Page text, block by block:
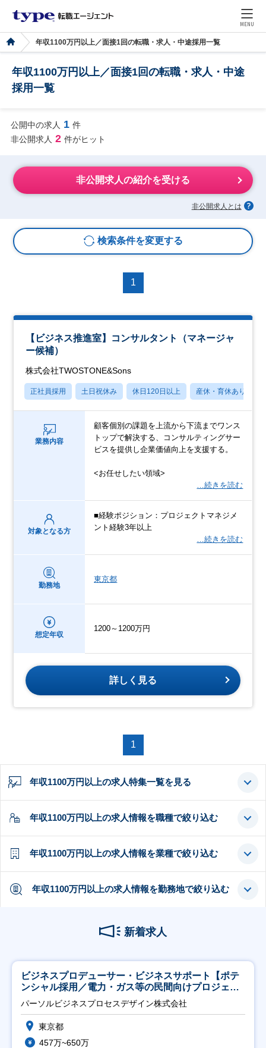
MENU
年収1100万円以上／面接1回の転職・求人・中途採用一覧
年収1100万円以上／面接1回の転職・求人・中途
採用一覧
公開中の求人 1 件
非公開求人 2 件がヒット
非公開求人の紹介を受ける
非公開求人とは
検索条件を変更する
1
【ビジネス推進室】コンサルタント（マネージャ
ー候補）
株式会社TWOSTONE&Sons
正社員採用 土日祝休み 休日120日以上 産休・育休あり
業務内容
顧客個別の課題を上流から下流までワンス
トップで解決する、コンサルティングサー
ビスを提供し企業価値向上を支援する。
<お任せしたい領域>
…続きを読む
対象となる方
■経験ポジション：プロジェクトマネジメ
ント経験3年以上
…続きを読む
勤務地
東京都
想定年収
1200～1200万円
詳しく見る
1
年収1100万円以上の求人特集一覧を見る
年収1100万円以上の求人情報を職種で絞り込む
年収1100万円以上の求人情報を業種で絞り込む
年収1100万円以上の求人情報を勤務地で絞り込む
新着求人
ビジネスプロデューサー・ビジネスサポート【ポテ
ンシャル採用／電力・ガス等の民間向けプロジェク
ト推進】
パーソルビジネスプロセスデザイン株式会社
東京都
457万~650万